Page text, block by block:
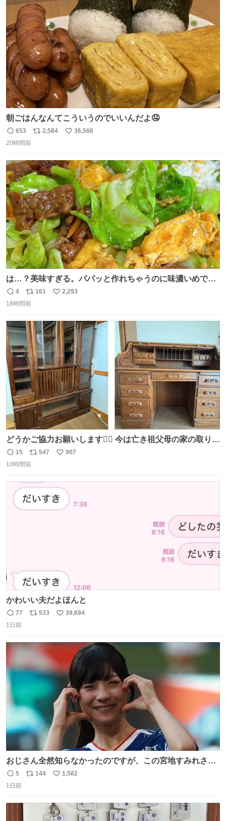
ト
数
朝ごはんなんてこういうのでいいんだよ🤤
返
信
653
リ
ト
数
2,584
い
数
36,566
20時間前
は…？美味すぎる。パパッと作れちゃうのに味濃いめで満
足感エグいの天才だろ🥹
返
信
4
リ
ポ
ト
数
161
い
数
2,293
18時間前
どうかご協力お願いします🙇‍♂️ 今は亡き祖父母の家の取り壊
しが決まり、どうしても処分して欲しくない食器棚と机の
引き取り手を探しております この2つは私の祖母が当初一
さで亡くなりましたが、この家具達をとても大切にしてお
りました 続く↓
返
信
15
リ
ポ
ト
数
547
い
数
907
10時間前
かわいい夫だよほんと
返
信
77
リ
ト
533
い
数
39,694
1日前
おじさん全然知らなかったのですが、この宮地すみれさん
（日向坂46）はマリサポだったのですね。 カメラ目線でに
っこりしていただいたので撮影したものの、全然誰だか知
返
信
5
リ
144
い
数
1,582
1日前